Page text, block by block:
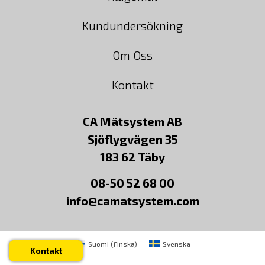
Kundundersökning
Om Oss
Kontakt
CA Mätsystem AB
Sjöflygvägen 35
183 62 Täby
08-50 52 68 00
info@camatsystem.com
Kontakt
Suomi (Finska) Svenska